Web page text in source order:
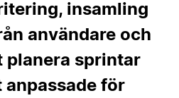
insamling
användare och
sprintar
för